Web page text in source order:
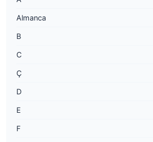
Almanca
B
C
Ç
D
E
F